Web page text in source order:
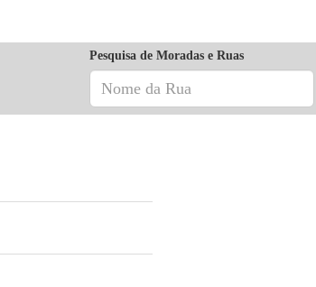
Pesquisa de Moradas e Ruas